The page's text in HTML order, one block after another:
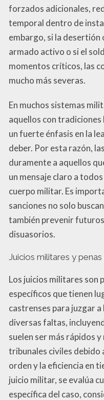
forzados adicionales,
temporal dentro de
embargo, si la
armado activo o si el
momentos críticos, las
mucho más severas.
En muchos sistemas
aquellos con
un fuerte énfasis en la
deber. Por esta razón,
duramente a aquellos
un mensaje claro a
cuerpo militar. Es
sanciones no solo
también prevenir
disuasorios.
Juicios militares y penas
Los juicios militares son
específicos que tienen
castrenses para juzgar
diversas faltas,
suelen ser más rápidos
tribunales civiles debido
orden y la eficiencia en
juicio militar, se evalúa
específica del caso,